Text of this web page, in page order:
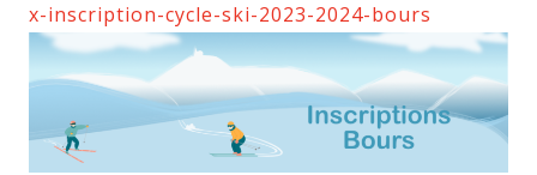
x-inscription-cycle-ski-2023-2024-bours